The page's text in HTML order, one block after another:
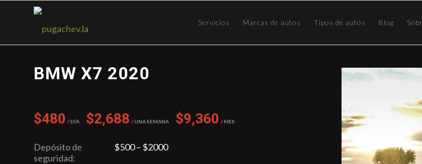
Servicios Marcas de autos Tipos de autos Blog
BMW X7 2020
$480 / Día $2,688 / Una semana $9,360 / Mes
Depósito de
seguridad:
$500 – $2000